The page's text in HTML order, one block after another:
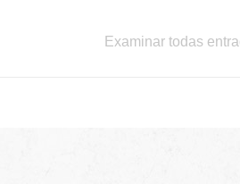
Examinar todas